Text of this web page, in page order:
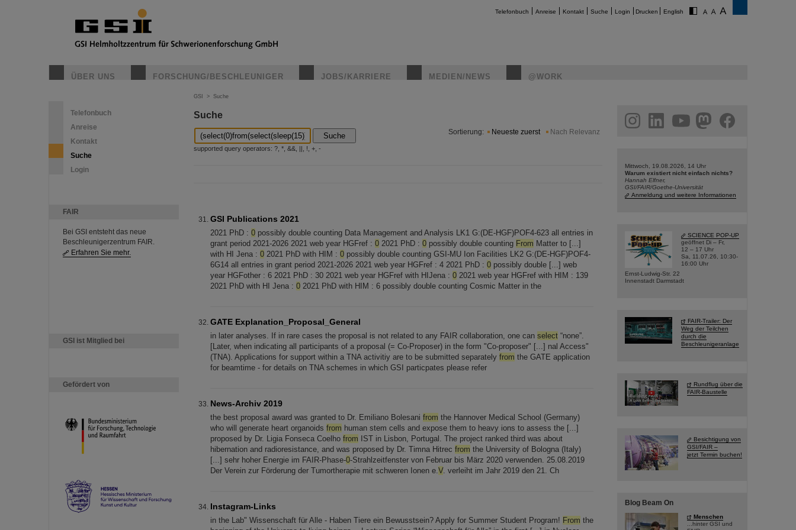
Telefonbuch Anreise Kontakt Suche Login Drucken English
ÜBER UNS FORSCHUNG/BESCHLEUNIGER JOBS/KARRIERE MEDIEN/NEWS @WORK
Telefonbuch
Anreise
Kontakt
Suche
Login
FAIR
Bei GSI entsteht das neue
Beschleunigerzentrum FAIR.
Erfahren Sie mehr.
GSI ist Mitglied bei
Gefördert von
GSI > Suche
Suche
Suche
supported query operators: ?, *, &&, ||, !, +, -
Sortierung: Neueste zuerst Nach Relevanz
GSI Publications 2021
2021 PhD : 0 possibly double counting Data Management and Analysis LK1 G:(DE-HGF)POF4-623 all entries in
grant period 2021-2026 2021 web year HGFref : 0 2021 PhD : 0 possibly double counting From Matter to [...]
with HI Jena : 0 2021 PhD with HIM : 0 possibly double counting GSI-MU Ion Facilities LK2 G:(DE-HGF)POF4-
6G14 all entries in grant period 2021-2026 2021 web year HGFref : 4 2021 PhD : 0 possibly double [...] web
year HGFother : 6 2021 PhD : 30 2021 web year HGFref with HIJena : 0 2021 web year HGFref with HIM : 139
2021 PhD with HI Jena : 0 2021 PhD with HIM : 6 possibly double counting Cosmic Matter in the
GATE Explanation_Proposal_General
in later analyses. If in rare cases the proposal is not related to any FAIR collaboration, one can select “none”.
[Later, when indicating all participants of a proposal (= Co-Proposer) in the form "Co-proposer" [...] nal Access"
(TNA). Applications for support within a TNA activitiy are to be submitted separately from the GATE application
for beamtime - for details on TNA schemes in which GSI particpates please refer
News-Archiv 2019
the best proposal award was granted to Dr. Emiliano Bolesani from the Hannover Medical School (Germany)
who will generate heart organoids from human stem cells and expose them to heavy ions to assess the [...]
proposed by Dr. Ligia Fonseca Coelho from IST in Lisbon, Portugal. The project ranked third was about
hibernation and radioresistance, and was proposed by Dr. Timna Hitrec from the University of Bologna (Italy)
[...] sehr hoher Energie im FAIR-Phase-0-Strahlzeitfenster von Februar bis März 2020 verwenden. 25.08.2019
Der Verein zur Förderung der Tumortherapie mit schweren Ionen e.V. verleiht im Jahr 2019 den 21. Ch
Instagram-Links
in the Lab" Wissenschaft für Alle - Haben Tiere ein Bewusstsein? Apply for Summer Student Program! From the
facebook
Mittwoch, 19.08.2026, 14 Uhr
Warum existiert nicht einfach nichts?
Hannah Elfner,
GSI/FAIR/Goethe-Universität
Anmeldung und weitere Informationen
SCIENCE POP-UP
geöffnet Di – Fr,
12 – 17 Uhr
Sa, 11.07.26, 10:30-
16:00 Uhr
Ernst-Ludwig-Str. 22
Innenstadt Darmstadt
FAIR-Trailer: Der
Weg der Teilchen
durch die
Beschleunigeranlage
Rundflug über die
FAIR-Baustelle
Besichtigung von
GSI/FAIR –
jetzt Termin buchen!
Blog Beam On
Menschen
...hinter GSI und